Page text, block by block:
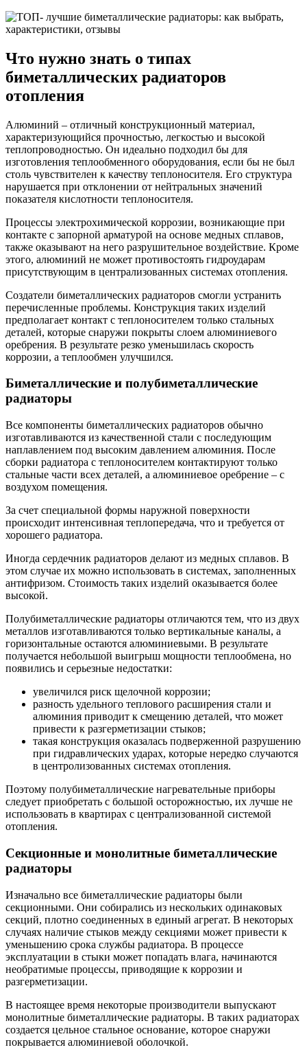
Что нужно знать о типах
биметаллических радиаторов
отопления
Алюминий – отличный конструкционный материал,
характеризующийся прочностью, легкостью и высокой
теплопроводностью. Он идеально подходил бы для
изготовления теплообменного оборудования, если бы не был
столь чувствителен к качеству теплоносителя. Его структура
нарушается при отклонении от нейтральных значений
показателя кислотности теплоносителя.
Процессы электрохимической коррозии, возникающие при
контакте с запорной арматурой на основе медных сплавов,
также оказывают на него разрушительное воздействие. Кроме
этого, алюминий не может противостоять гидроударам
присутствующим в централизованных системах отопления.
Создатели биметаллических радиаторов смогли устранить
перечисленные проблемы. Конструкция таких изделий
предполагает контакт с теплоносителем только стальных
деталей, которые снаружи покрыты слоем алюминиевого
оребрения. В результате резко уменьшилась скорость
коррозии, а теплообмен улучшился.
Биметаллические и полубиметаллические
радиаторы
Все компоненты биметаллических радиаторов обычно
изготавливаются из качественной стали с последующим
наплавлением под высоким давлением алюминия. После
сборки радиатора с теплоносителем контактируют только
стальные части всех деталей, а алюминиевое оребрение – с
воздухом помещения.
За счет специальной формы наружной поверхности
происходит интенсивная теплопередача, что и требуется от
хорошего радиатора.
Иногда сердечник радиаторов делают из медных сплавов. В
этом случае их можно использовать в системах, заполненных
антифризом. Стоимость таких изделий оказывается более
высокой.
Полубиметаллические радиаторы отличаются тем, что из двух
металлов изготавливаются только вертикальные каналы, а
горизонтальные остаются алюминиевыми. В результате
получается небольшой выигрыш мощности теплообмена, но
появились и серьезные недостатки:
увеличился риск щелочной коррозии;
разность удельного теплового расширения стали и
алюминия приводит к смещению деталей, что может
привести к разгерметизации стыков;
такая конструкция оказалась подверженной разрушению
при гидравлических ударах, которые нередко случаются
в центролизованных системах отопления.
Поэтому полубиметаллические нагревательные приборы
следует приобретать с большой осторожностью, их лучше не
использовать в квартирах с централизованной системой
отопления.
Секционные и монолитные биметаллические
радиаторы
Изначально все биметаллические радиаторы были
секционными. Они собирались из нескольких одинаковых
секций, плотно соединенных в единый агрегат. В некоторых
случаях наличие стыков между секциями может привести к
уменьшению срока службы радиатора. В процессе
эксплуатации в стыки может попадать влага, начинаются
необратимые процессы, приводящие к коррозии и
разгерметизации.
В настоящее время некоторые производители выпускают
монолитные биметаллические радиаторы. В таких радиаторах
создается цельное стальное основание, которое снаружи
покрывается алюминиевой оболочкой.